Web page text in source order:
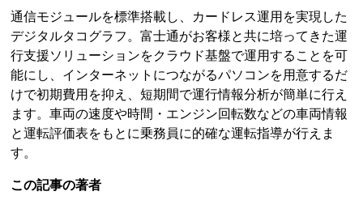
通信モジュールを標準搭載し、カードレス運用を実現した
デジタルタコグラフ。富士通がお客様と共に培ってきた運
行支援ソリューションをクラウド基盤で運用することを可
能にし、インターネットにつながるパソコンを用意するだ
けで初期費用を抑え、短期間で運行情報分析が簡単に行え
ます。車両の速度や時間・エンジン回転数などの車両情報
と運転評価表をもとに乗務員に的確な運転指導が行えま
す。
この記事の著者